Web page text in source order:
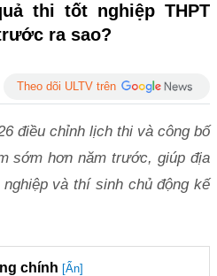
thi tốt nghiệp THPT
ra sao?
Theo dõi ULTV trên
điều chỉnh lịch thi và công bố
sớm hơn năm trước, giúp địa
và thí sinh chủ động kế
chính [Ẩn]